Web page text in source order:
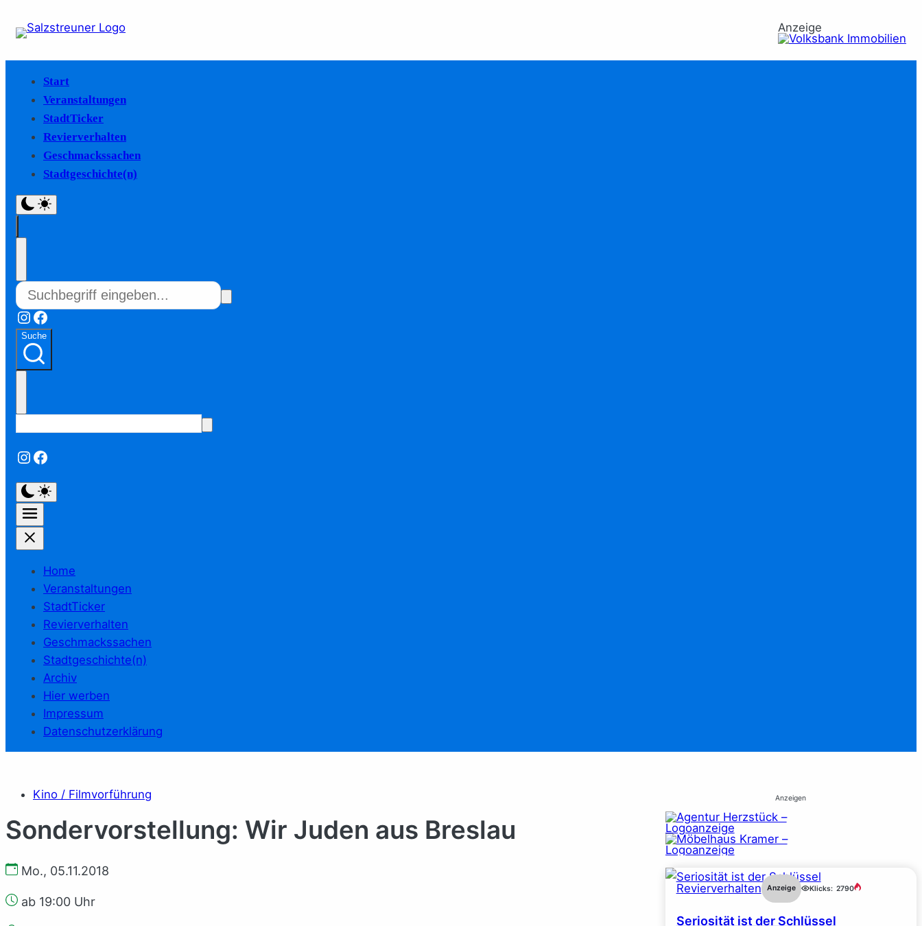
Anzeige
Start
Veranstaltungen
StadtTicker
Revierverhalten
Geschmackssachen
Stadtgeschichte(n)
Instagram
Facebook
Suche
Instagram
Facebook
Home
Veranstaltungen
StadtTicker
Revierverhalten
Geschmackssachen
Stadtgeschichte(n)
Archiv
Hier werben
Impressum
Datenschutzerklärung
Kino / Filmvorführung
Sondervorstellung: Wir Juden aus Breslau
Mo., 05.11.2018
ab 19:00 Uhr
Anzeigen
Revierverhalten Anzeige Klicks: 2790
Seriosität ist der Schlüssel